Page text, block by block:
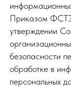
Приказом
утверждении
безопасности
обработке в
персональных